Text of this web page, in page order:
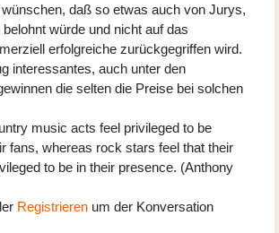
daß so etwas auch von Jurys,
würde und nicht auf das
erfolgreiche zurückgegriffen wird.
interessantes, auch unter den
die selten die Preise bei solchen
music acts feel privileged to be
fans, whereas rock stars feel that their
to be in their presence. (Anthony
Registrieren um der Konversation